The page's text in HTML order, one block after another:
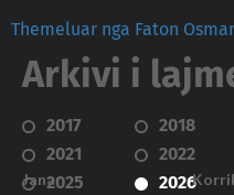
Themeluar nga Faton
Arkivi i
2017 2018
2021
2022
2025
2026
Janar